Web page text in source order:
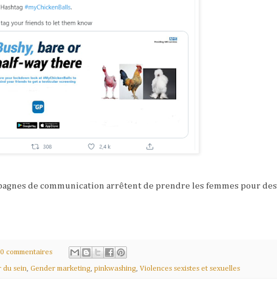
de communication arrêtent de prendre les femmes pour des
0 commentaires
du sein, Gender marketing, pinkwashing, Violences sexistes et sexuelles